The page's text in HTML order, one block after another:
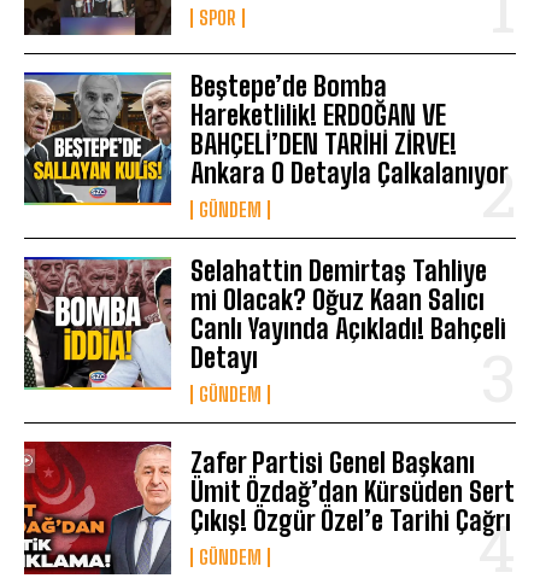
SPOR
Beştepe’de Bomba
Hareketlilik! ERDOĞAN VE
BAHÇELİ’DEN TARİHİ ZİRVE!
Ankara O Detayla Çalkalanıyor
GÜNDEM
Selahattin Demirtaş Tahliye
mi Olacak? Oğuz Kaan Salıcı
Canlı Yayında Açıkladı! Bahçeli
Detayı
GÜNDEM
Zafer Partisi Genel Başkanı
Ümit Özdağ’dan Kürsüden Sert
Çıkış! Özgür Özel’e Tarihi Çağrı
GÜNDEM